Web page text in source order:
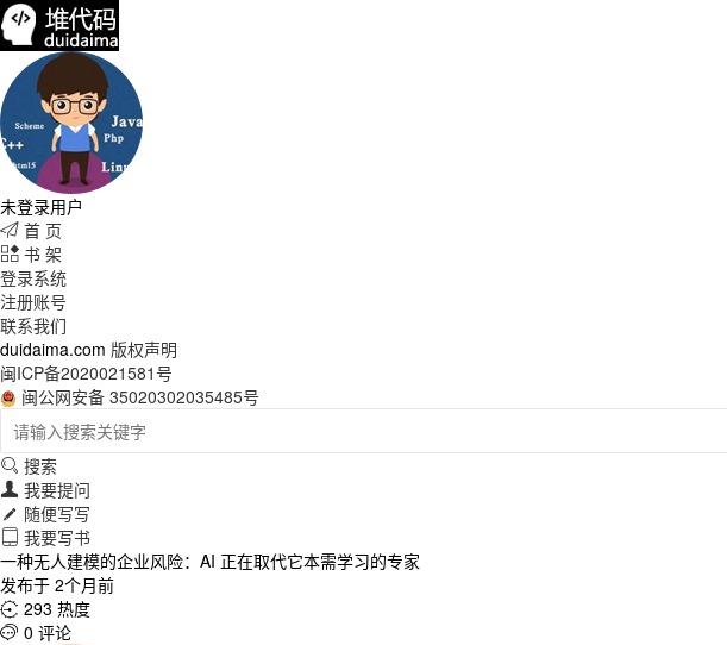
未登录用户
 首 页
 书 架
登录系统
注册账号
联系我们
duidaima.com 版权声明
闽ICP备2020021581号
闽公网安备 35020302035485号
 搜索
 我要提问
 随便写写
 我要写书
一种无人建模的企业风险：AI 正在取代它本需学习的专家
发布于 2个月前
 293 热度
 0 评论